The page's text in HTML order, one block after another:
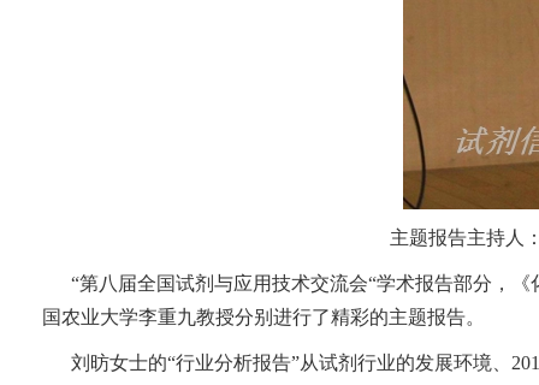
主题报告主持人
“第八届全国试剂与应用技术交流会“学术报告部分，
国农业大学李重九教授分别进行了精彩的主题报告。
刘昉女士的“行业分析报告”从试剂行业的发展环境、